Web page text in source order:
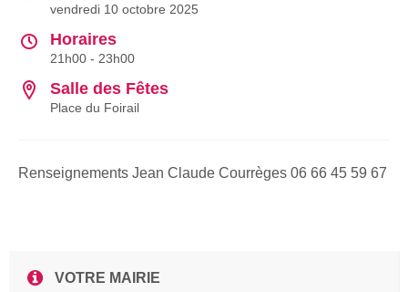
vendredi 10 octobre 2025
Horaires
21h00 - 23h00
Salle des Fêtes
Place du Foirail
Renseignements Jean Claude Courrèges 06 66 45 59 67
VOTRE MAIRIE